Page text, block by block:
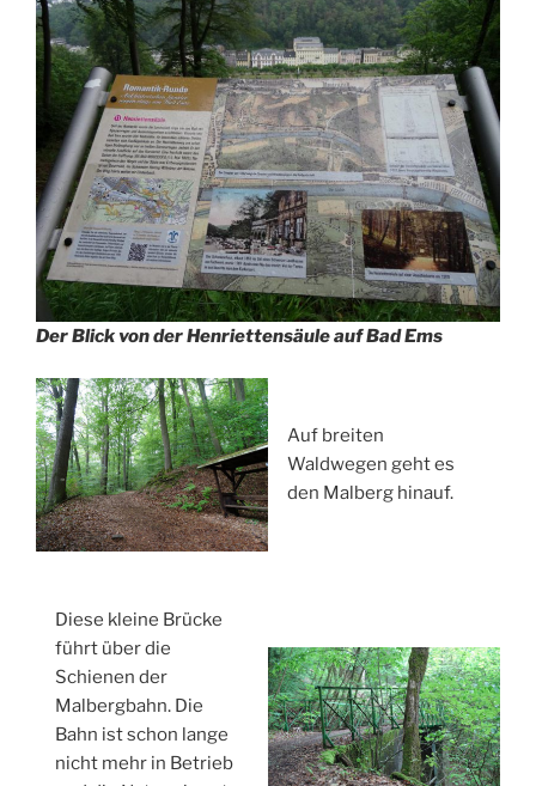
Der Blick von der Henriettensäule auf Bad Ems
Auf breiten
Waldwegen geht es
den Malberg hinauf.
Diese kleine Brücke
führt über die
Schienen der
Malbergbahn. Die
Bahn ist schon lange
nicht mehr in Betrieb